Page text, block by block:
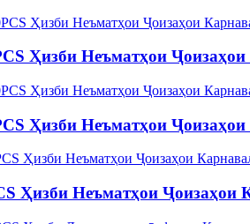
Ҳизби Неъматҳои
Ҳизби Неъматҳои
Ҳизби Неъматҳои Ҷоизаҳои